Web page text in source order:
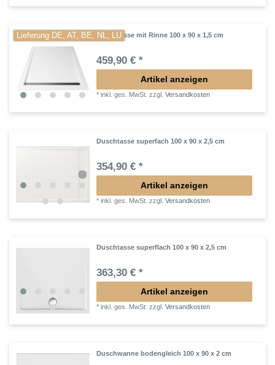
Lieferung DE, AT, BE, NL, LUDuschtasse mit Rinne 100 x 90 x 1,5 cm
459,90 € *
Artikel anzeigen
*inkl. ges. MwSt. zzgl.Versandkosten
Duschtasse superfach 100 x 90 x 2,5 cm
354,90 € *
Artikel anzeigen
*inkl. ges. MwSt. zzgl.Versandkosten
Duschtasse superflach 100 x 90 x 2,5 cm
363,30 € *
Artikel anzeigen
*inkl. ges. MwSt. zzgl.Versandkosten
Duschwanne bodengleich 100 x 90 x 2 cm